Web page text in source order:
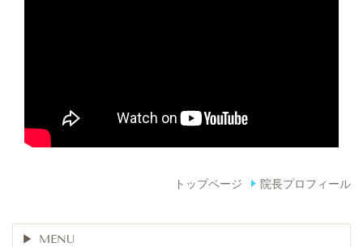
トップページ 院長プロフィール
MENU